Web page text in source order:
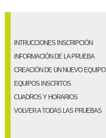
INTRUCCIONES INSCRIPCIÓN
INFORMACIÓN DE LA PRUEBA
CREACIÓN DE UN NUEVO EQUIPO
EQUIPOS INSCRITOS
CUADROS Y HORARIOS
VOLVER A TODAS LAS PRUEBAS